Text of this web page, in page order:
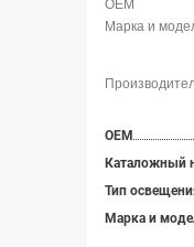
OEM
Каталожный
Тип
Марка и